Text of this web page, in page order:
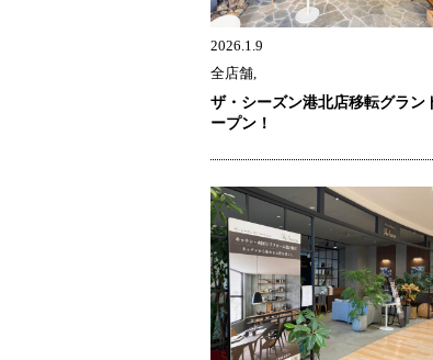
2026.1.9
全店舗,
ザ・シーズン港北店移転グラン
ープン！